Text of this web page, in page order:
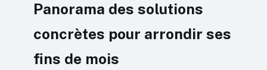
Panorama des solutions
concrètes pour arrondir ses
fins de mois